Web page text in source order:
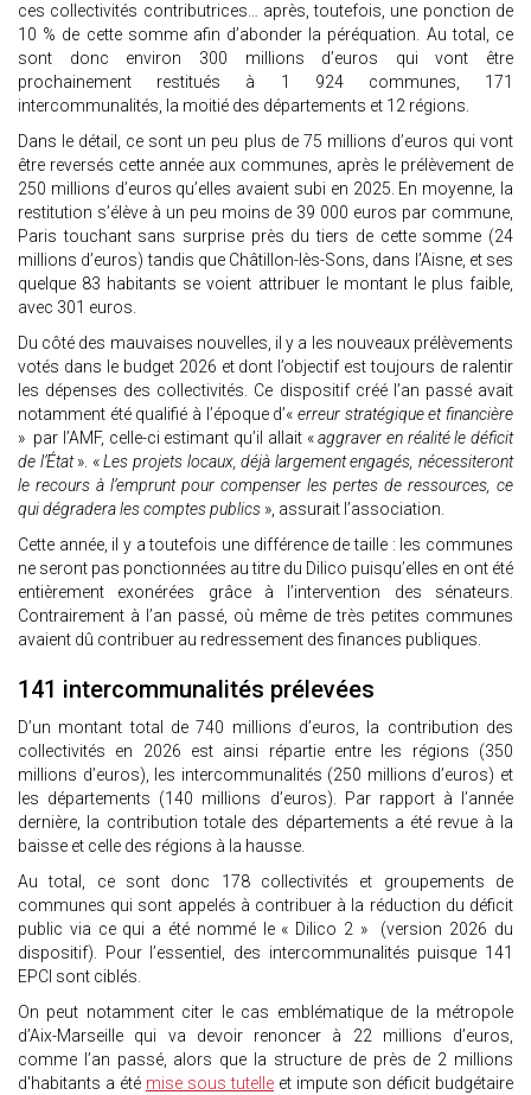
ces collectivités contributrices… après, toutefois, une ponction de
10 % de cette somme afin d’abonder la péréquation. Au total, ce
sont donc environ 300 millions d’euros qui vont être
prochainement restitués à 1 924 communes, 171
intercommunalités, la moitié des départements et 12 régions.
Dans le détail, ce sont un peu plus de 75 millions d’euros qui vont
être reversés cette année aux communes, après le prélèvement de
250 millions d’euros qu’elles avaient subi en 2025. En moyenne, la
restitution s’élève à un peu moins de 39 000 euros par commune,
Paris touchant sans surprise près du tiers de cette somme (24
millions d’euros) tandis que Châtillon-lès-Sons, dans l’Aisne, et ses
quelque 83 habitants se voient attribuer le montant le plus faible,
avec 301 euros.
Du côté des mauvaises nouvelles, il y a les nouveaux prélèvements
votés dans le budget 2026 et dont l’objectif est toujours de ralentir
les dépenses des collectivités. Ce dispositif créé l’an passé avait
notamment été qualifié à l’époque d’« erreur stratégique et financière
» par l’AMF, celle-ci estimant qu’il allait «aggraver en réalité le déficit
de l’État». «Les projets locaux, déjà largement engagés, nécessiteront
le recours à l’emprunt pour compenser les pertes de ressources, ce
qui dégradera les comptes publics », assurait l’association.
Cette année, il y a toutefois une différence de taille : les communes
ne seront pas ponctionnées au titre du Dilico puisqu’elles en ont été
entièrement exonérées grâce à l’intervention des sénateurs.
Contrairement à l’an passé, où même de très petites communes
avaient dû contribuer au redressement des finances publiques.
141 intercommunalités prélevées
D’un montant total de 740 millions d’euros, la contribution des
collectivités en 2026 est ainsi répartie entre les régions (350
millions d’euros), les intercommunalités (250 millions d’euros) et
les départements (140 millions d’euros). Par rapport à l’année
dernière, la contribution totale des départements a été revue à la
baisse et celle des régions à la hausse.
Au total, ce sont donc 178 collectivités et groupements de
communes qui sont appelés à contribuer à la réduction du déficit
public via ce qui a été nommé le « Dilico 2 » (version 2026 du
dispositif). Pour l’essentiel, des intercommunalités puisque 141
EPCI sont ciblés.
On peut notamment citer le cas emblématique de la métropole
d’Aix-Marseille qui va devoir renoncer à 22 millions d’euros,
comme l’an passé, alors que la structure de près de 2 millions
d'habitants a été mise sous tutelle et impute son déficit budgétaire